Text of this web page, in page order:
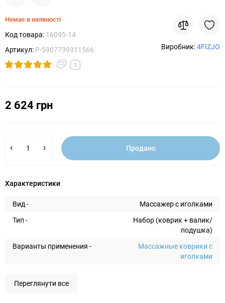
Немає в наявності
Код товара: 16095-14
Артикул: P-5907739311566
3
Виробник:4FIZJO
2 624 грн
Продано
Характеристики
Вид -
Массажер с иголками
Тип -
Набор (коврик + валик/
подушка)
Варианты применения -
Массажные коврики с
иголками
Переглянути все